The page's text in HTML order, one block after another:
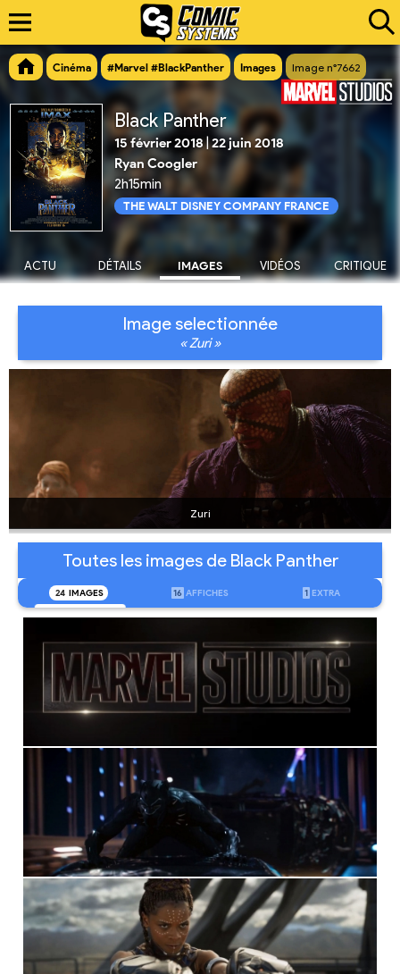
Cinéma #Marvel #BlackPanther Images Image n°7662
Black Panther
15 février 2018|22 juin 2018
Ryan Coogler
2h15min
THE WALT DISNEY COMPANY FRANCE
ACTU DÉTAILS IMAGES VIDÉOS CRITIQUE
Image selectionnée
« Zuri »
Zuri
Toutes les images de Black Panther
24 IMAGES 16 AFFICHES 1 EXTRA